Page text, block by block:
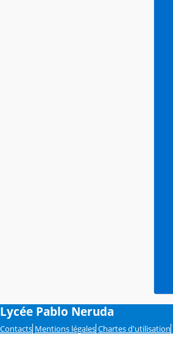
Lycée Pablo Neruda
Contacts Mentions légales Chartes d'utilisation